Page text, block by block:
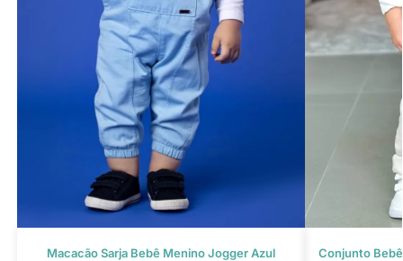
Macacão Sarja Bebê Menino Jogger Azul
Conjunto